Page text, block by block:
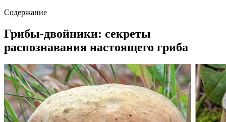
Содержание
Грибы-двойники: секреты
распознавания настоящего гриба